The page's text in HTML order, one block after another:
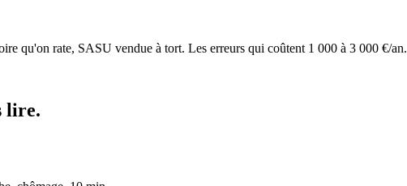
qu'on rate, SASU vendue à tort. Les erreurs qui coûtent 1 000 à 3 000 €/an.
lire.